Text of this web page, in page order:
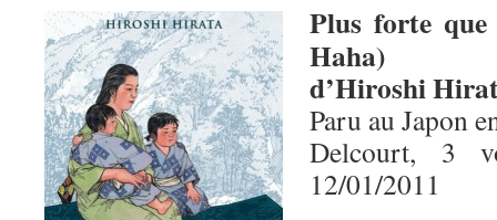
Plus forte
Haha)
d’Hiroshi
Paru au Japon
Delcourt, 3
12/01/2011